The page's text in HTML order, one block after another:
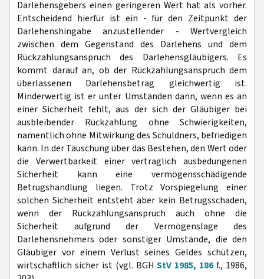
Darlehensgebers einen geringeren Wert hat als vorher.
Entscheidend hierfür ist ein - für den Zeitpunkt der
Darlehenshingabe anzustellender - Wertvergleich
zwischen dem Gegenstand des Darlehens und dem
Rückzahlungsanspruch des Darlehensgläubigers. Es
kommt darauf an, ob der Rückzahlungsanspruch dem
überlassenen Darlehensbetrag gleichwertig ist.
Minderwertig ist er unter Umständen dann, wenn es an
einer Sicherheit fehlt, aus der sich der Gläubiger bei
ausbleibender Rückzahlung ohne Schwierigkeiten,
namentlich ohne Mitwirkung des Schuldners, befriedigen
kann. In der Täuschung über das Bestehen, den Wert oder
die Verwertbarkeit einer vertraglich ausbedungenen
Sicherheit kann eine vermögensschädigende
Betrugshandlung liegen. Trotz Vorspiegelung einer
solchen Sicherheit entsteht aber kein Betrugsschaden,
wenn der Rückzahlungsanspruch auch ohne die
Sicherheit aufgrund der Vermögenslage des
Darlehensnehmers oder sonstiger Umstände, die den
Gläubiger vor einem Verlust seines Geldes schützen,
wirtschaftlich sicher ist (vgl. BGHStV 1985, 186f., 1986,